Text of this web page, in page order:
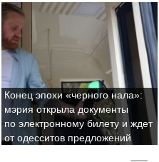
Конец эпохи «черного нала»:
мэрия открыла документы
по электронному билету и ждет
от одесситов предложений